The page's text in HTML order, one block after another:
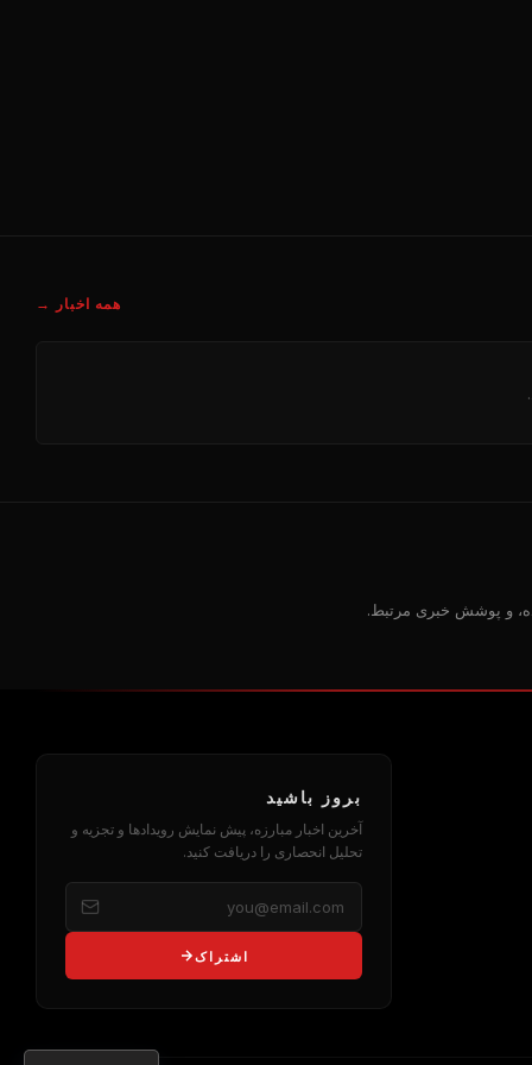
همه اخبار →
بروز باشید
آخرین اخبار مبارزه، پیش نمایش رویدادها و تجزیه و
تحلیل انحصاری را دریافت کنید.
اشتراک